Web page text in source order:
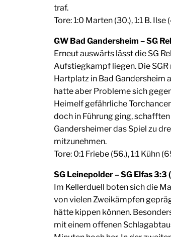
traf.
Tore: 1:0 Marten (30.), 1:1 B. Ilse
GW Bad Gandersheim – SG
Erneut auswärts lässt die SG
Aufstiegkampf liegen. Die
Hartplatz in Bad Gandersheim
hatte aber Probleme sich
Heimelf gefährliche
doch in Führung ging,
Gandersheimer das Spiel zu
mitzunehmen.
Tore: 0:1 Friebe (56.), 1:1 Kühn
SG Leinepolder – SG Elfas 3:3
Im Kellerduell boten sich die
von vielen Zweikämpfen
hätte kippen können.
mit einem offenen